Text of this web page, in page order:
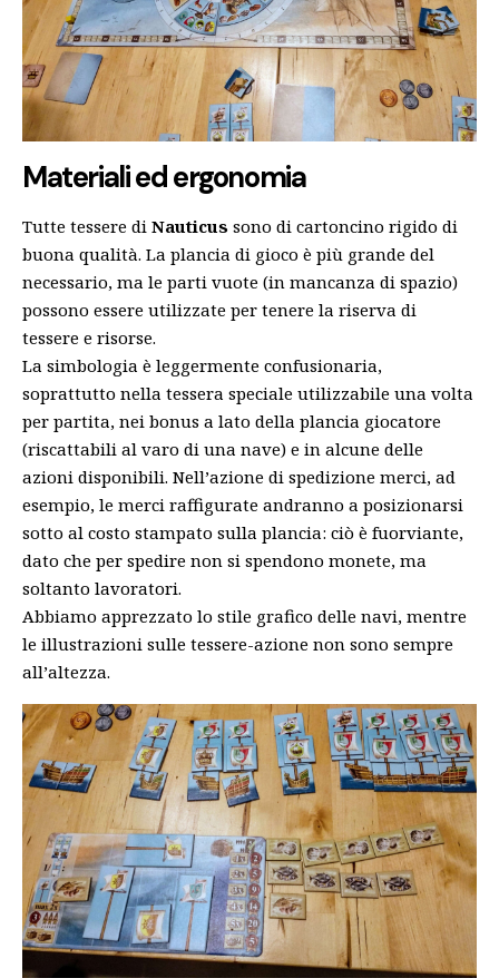
Materiali ed ergonomia
Tutte tessere di Nauticus sono di cartoncino rigido di
buona qualità. La plancia di gioco è più grande del
necessario, ma le parti vuote (in mancanza di spazio)
possono essere utilizzate per tenere la riserva di
tessere e risorse.
La simbologia è leggermente confusionaria,
soprattutto nella tessera speciale utilizzabile una volta
per partita, nei bonus a lato della plancia giocatore
(riscattabili al varo di una nave) e in alcune delle
azioni disponibili. Nell’azione di spedizione merci, ad
esempio, le merci raffigurate andranno a posizionarsi
sotto al costo stampato sulla plancia: ciò è fuorviante,
dato che per spedire non si spendono monete, ma
soltanto lavoratori.
Abbiamo apprezzato lo stile grafico delle navi, mentre
le illustrazioni sulle tessere-azione non sono sempre
all’altezza.